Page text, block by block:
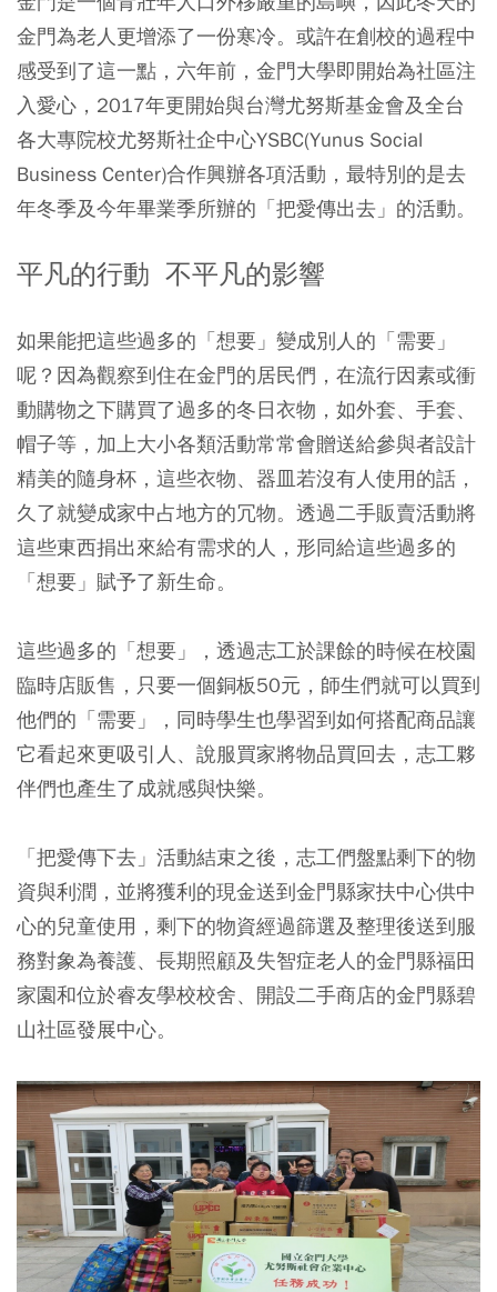
金門為老人更增添了一份寒冷。或許在創校的過程中
感受到了這一點，六年前，金門大學即開始為社區注
入愛心，2017年更開始與台灣尤努斯基金會及全台
各大專院校尤努斯社企中心YSBC(Yunus Social
Business Center)合作興辦各項活動，最特別的是去
年冬季及今年畢業季所辦的「把愛傳出去」的活動。
平凡的行動 不平凡的影響
如果能把這些過多的「想要」變成別人的「需要」
呢？因為觀察到住在金門的居民們，在流行因素或衝
動購物之下購買了過多的冬日衣物，如外套、手套、
帽子等，加上大小各類活動常常會贈送給參與者設計
精美的隨身杯，這些衣物、器皿若沒有人使用的話，
久了就變成家中占地方的冗物。透過二手販賣活動將
這些東西捐出來給有需求的人，形同給這些過多的
「想要」賦予了新生命。
這些過多的「想要」，透過志工於課餘的時候在校園
臨時店販售，只要一個銅板50元，師生們就可以買到
他們的「需要」，同時學生也學習到如何搭配商品讓
它看起來更吸引人、說服買家將物品買回去，志工夥
伴們也產生了成就感與快樂。
「把愛傳下去」活動結束之後，志工們盤點剩下的物
資與利潤，並將獲利的現金送到金門縣家扶中心供中
心的兒童使用，剩下的物資經過篩選及整理後送到服
務對象為養護、長期照顧及失智症老人的金門縣福田
家園和位於睿友學校校舍、開設二手商店的金門縣碧
山社區發展中心。